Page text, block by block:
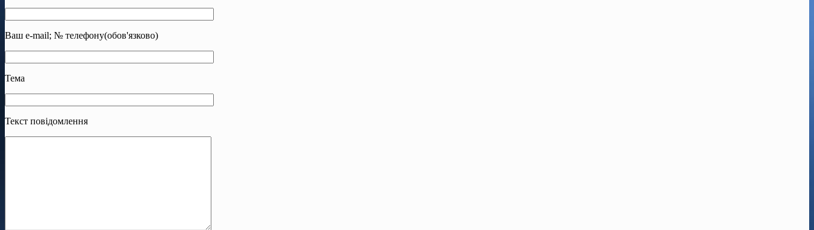
Ваш e-mail; № телефону(обов'язково)
Тема
Текст повідомлення